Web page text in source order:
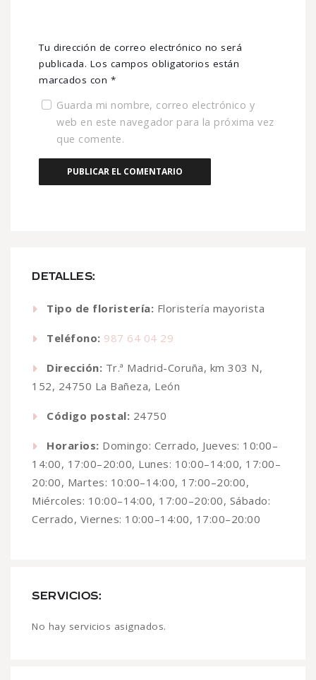
DETALLES:
Tipo de floristería: Floristería mayorista
Teléfono: 987 64 04 29
Dirección: Tr.ª Madrid-Coruña, km 303 N,
152, 24750 La Bañeza, León
Código postal: 24750
Horarios: Domingo: Cerrado, Jueves: 10:00–
14:00, 17:00–20:00, Lunes: 10:00–14:00, 17:00–
20:00, Martes: 10:00–14:00, 17:00–20:00,
Miércoles: 10:00–14:00, 17:00–20:00, Sábado:
Cerrado, Viernes: 10:00–14:00, 17:00–20:00
SERVICIOS:
No hay servicios asignados.
Tu dirección de correo electrónico no será
publicada. Los campos obligatorios están
marcados con *
Guarda mi nombre, correo electrónico y
web en este navegador para la próxima vez
que comente.